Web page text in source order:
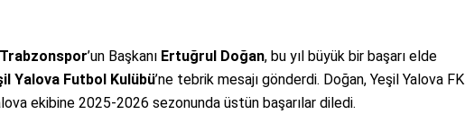
Trabzonspor’un Başkanı Ertuğrul Doğan, bu yıl büyük bir başarı elde
Yalova Futbol Kulübü’ne tebrik mesajı gönderdi. Doğan, Yeşil Yalova FK
ekibine 2025-2026 sezonunda üstün başarılar diledi.